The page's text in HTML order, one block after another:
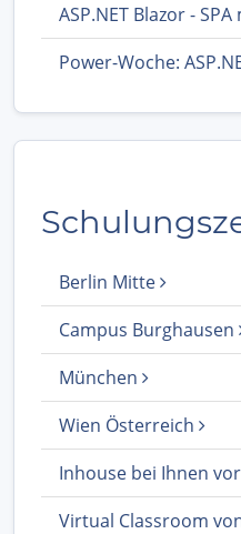
ASP.NET Blazor -
Power-Woche:
Berlin Mitte
Campus Burghausen
München
Wien Österreich
Inhouse bei Ihnen
Virtual Classroom